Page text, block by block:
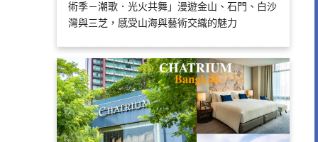
術季－潮歌．光火共舞」漫遊金山、石門、白沙
灣與三芝，感受山海與藝術交織的魅力